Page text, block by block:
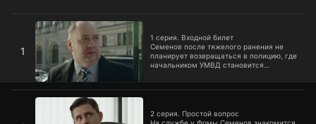
1
1 серия. Входной билет
Семенов после тяжелого ранения не
планирует возвращаться в полицию, где
начальником УМВД становится
1 серия. Входной билет
2 серия. Простой вопрос
2 серия. Простой вопрос